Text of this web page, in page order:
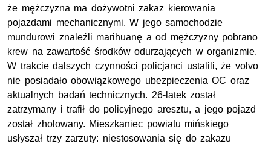
że mężczyzna ma dożywotni zakaz kierowania
pojazdami mechanicznymi. W jego samochodzie
mundurowi znaleźli marihuanę a od mężczyzny pobrano
krew na zawartość środków odurzających w organizmie.
W trakcie dalszych czynności policjanci ustalili, że volvo
nie posiadało obowiązkowego ubezpieczenia OC oraz
aktualnych badań technicznych. 26-latek został
zatrzymany i trafił do policyjnego aresztu, a jego pojazd
został zholowany. Mieszkaniec powiatu mińskiego
usłyszał trzy zarzuty: niestosowania się do zakazu